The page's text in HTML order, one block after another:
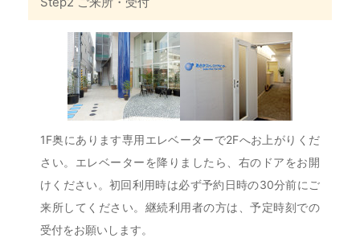
1F奥にあります専用エレベーターで2Fへお上がりくだ
さい。エレベーターを降りましたら、右のドアをお開
けください。初回利用時は必ず予約日時の30分前にご
来所してください。継続利用者の方は、予定時刻での
受付をお願いします。